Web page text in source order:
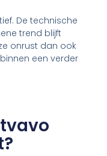
De technische
trend blijft
onrust dan ook
een verder